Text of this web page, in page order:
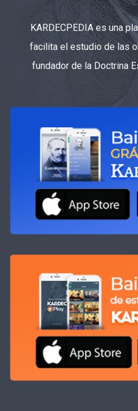
KARDECPEDIA es una
facilita el estudio de las
fundador de la Doctrina